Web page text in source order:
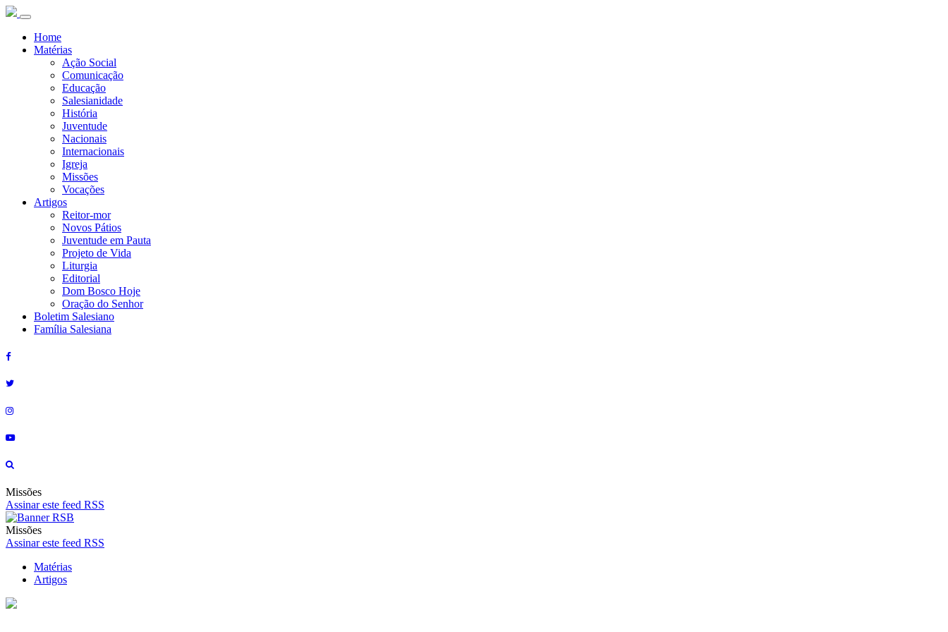
Home
Matérias
Ação Social
Comunicação
Educação
Salesianidade
História
Juventude
Nacionais
Internacionais
Igreja
Missões
Vocações
Artigos
Reitor-mor
Novos Pátios
Juventude em Pauta
Projeto de Vida
Liturgia
Editorial
Dom Bosco Hoje
Oração do Senhor
Boletim Salesiano
Família Salesiana
Missões
Assinar este feed RSS
Missões
Assinar este feed RSS
Matérias
Artigos